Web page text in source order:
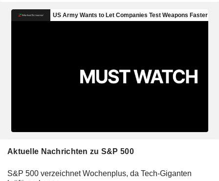
Aktuelle Nachrichten zu S&P 500
S&P 500 verzeichnet Wochenplus, da Tech-Giganten